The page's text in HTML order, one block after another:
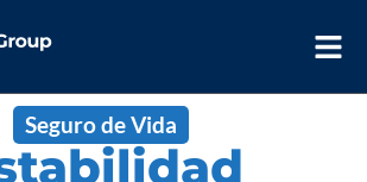
Seguro de Vida